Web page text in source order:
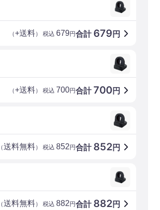
合計 679 円
（+送料） 税込 679円
合計700円
（+送料） 税込 700円
合計 852円
（送料無料） 税込 852円
合計 882円
（送料無料） 税込 882円